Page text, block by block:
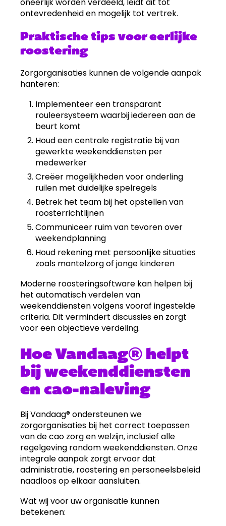
oneerlijk worden verdeeld, leidt dit tot
ontevredenheid en mogelijk tot vertrek.
Praktische tips voor eerlijke
roostering
Zorgorganisaties kunnen de volgende aanpak
hanteren:
Implementeer een transparant
rouleersysteem waarbij iedereen aan de
beurt komt
Houd een centrale registratie bij van
gewerkte weekenddiensten per
medewerker
Creëer mogelijkheden voor onderling
ruilen met duidelijke spelregels
Betrek het team bij het opstellen van
roosterrichtlijnen
Communiceer ruim van tevoren over
weekendplanning
Houd rekening met persoonlijke situaties
zoals mantelzorg of jonge kinderen
Moderne roosteringsoftware kan helpen bij
het automatisch verdelen van
weekenddiensten volgens vooraf ingestelde
criteria. Dit vermindert discussies en zorgt
voor een objectieve verdeling.
Hoe Vandaag® helpt
bij weekenddiensten
en cao-naleving
Bij Vandaag® ondersteunen we
zorgorganisaties bij het correct toepassen
van de cao zorg en welzijn, inclusief alle
regelgeving rondom weekenddiensten. Onze
integrale aanpak zorgt ervoor dat
administratie, roostering en personeelsbeleid
naadloos op elkaar aansluiten.
Wat wij voor uw organisatie kunnen
betekenen: